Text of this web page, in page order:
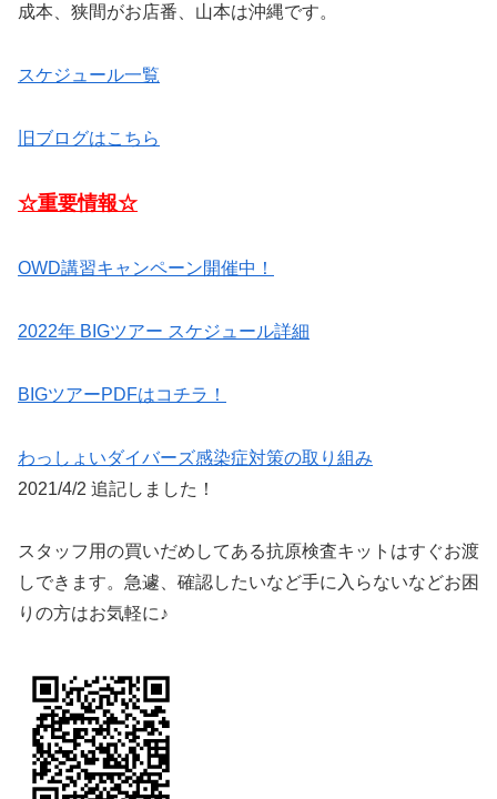
成本、狭間がお店番、山本は沖縄です。
スケジュール一覧
旧ブログはこちら
☆重要情報☆
OWD講習キャンペーン開催中！
2022年 BIGツアー スケジュール詳細
BIGツアーPDFはコチラ！
わっしょいダイバーズ感染症対策の取り組み
2021/4/2 追記しました！
スタッフ用の買いだめしてある抗原検査キットはすぐお渡
しできます。急遽、確認したいなど手に入らないなどお困
りの方はお気軽に♪